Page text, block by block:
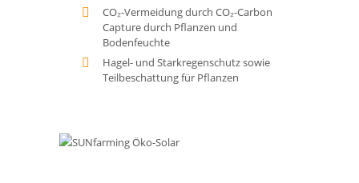
CO₂-Vermeidung durch CO₂-Carbon
Capture durch Pflanzen und
Bodenfeuchte
Hagel- und Starkregenschutz sowie
Teilbeschattung für Pflanzen